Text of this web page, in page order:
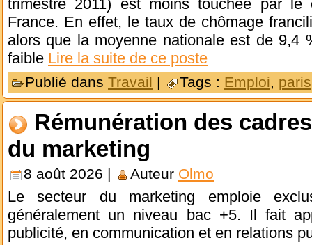
trimestre 2011) est moins touchée par
France. En effet, le taux de chômage
alors que la moyenne nationale est de 9,4
faible Lire la suite de ce poste
Publié dans Travail | Tags : Emploi, paris
Rémunération des
du marketing
8 août 2026 | Auteur Olmo
Le secteur du marketing emploie
généralement un niveau bac +5. Il fait
publicité, en communication et en relations